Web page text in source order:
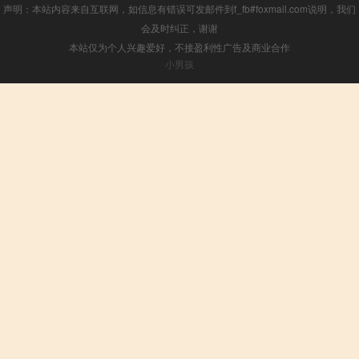
声明：本站内容来自互联网，如信息有错误可发邮件到f_fb#foxmail.com说明，我们
会及时纠正，谢谢
本站仅为个人兴趣爱好，不接盈利性广告及商业合作
小男孩